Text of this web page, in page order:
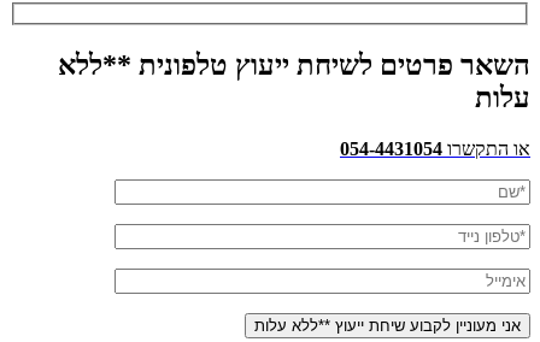
השאר פרטים לשיחת ייעוץ טלפונית **ללא
עלות
או התקשרו 054-4431054